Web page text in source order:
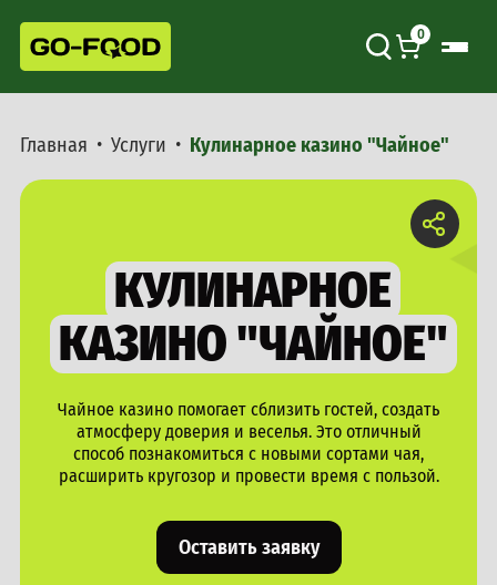
0
Главная Услуги Кулинарное казино "Чайное"
КУЛИНАРНОЕ
КАЗИНО "ЧАЙНОЕ"
Чайное казино помогает сблизить гостей, создать
атмосферу доверия и веселья. Это отличный
способ познакомиться с новыми сортами чая,
расширить кругозор и провести время с пользой.
Оставить заявку